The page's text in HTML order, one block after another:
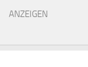
ANZEIGEN